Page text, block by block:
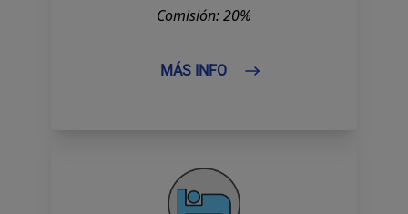
Comisión: 20%
MÁS INFO